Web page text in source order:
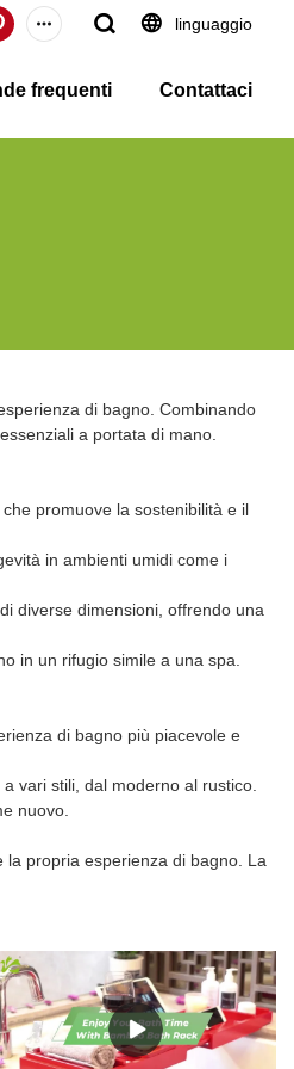
linguaggio
frequenti Contattaci
di bagno. Combinando
a portata di mano.
promuove la sostenibilità e il
in ambienti umidi come i
diverse dimensioni, offrendo una
in un rifugio simile a una spa.
di bagno più piacevole e
vari stili, dal moderno al rustico.
nuovo.
propria esperienza di bagno. La